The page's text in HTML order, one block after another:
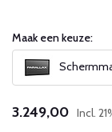
Maak een keuze:
3.249,00 Incl.